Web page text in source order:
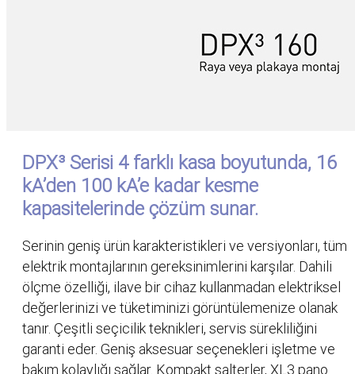
DPX³ Serisi 4 farklı kasa boyutunda, 16
kA’den 100 kA’e kadar kesme
kapasitelerinde çözüm sunar.
Serinin geniş ürün karakteristikleri ve versiyonları, tüm
elektrik montajlarının gereksinimlerini karşılar. Dahili
ölçme özelliği, ilave bir cihaz kullanmadan elektriksel
değerlerinizi ve tüketiminizi görüntülemenize olanak
tanır. Çeşitli seçicilik teknikleri, servis sürekliliğini
garanti eder. Geniş aksesuar seçenekleri işletme ve
bakım kolaylığı sağlar. Kompakt şalterler, XL3 pano